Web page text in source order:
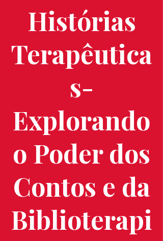
Histórias
Terapêutica
s-
Explorando
o Poder dos
Contos e da
Biblioterapi